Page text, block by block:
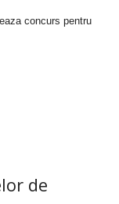
concurs pentru
de